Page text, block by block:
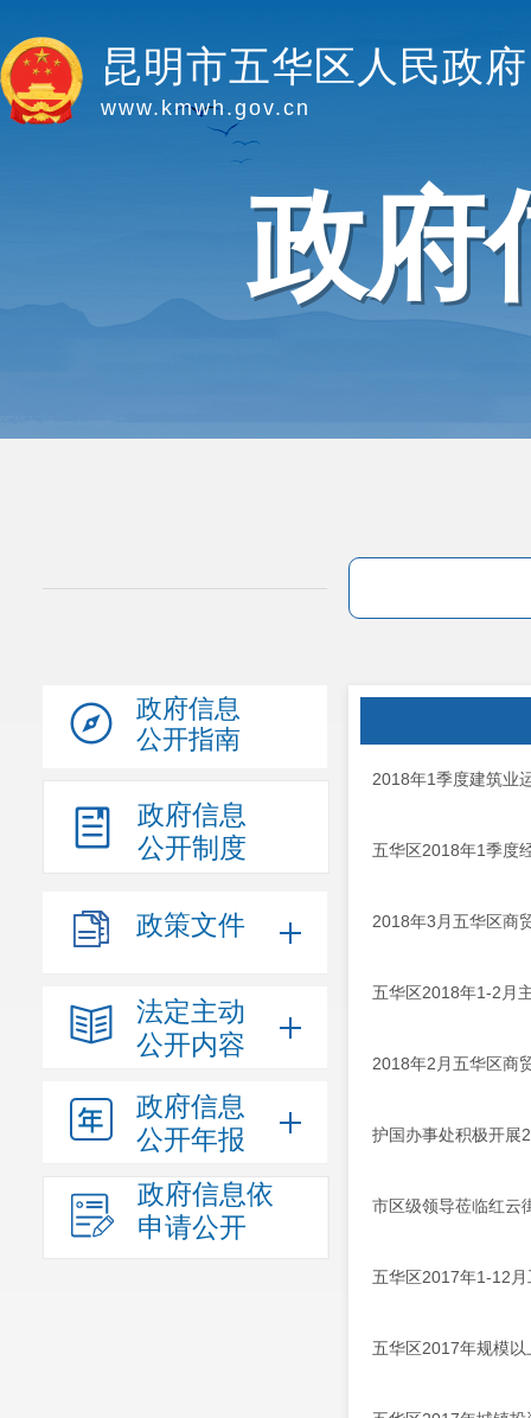
昆明市五华区人民政府
www.kmwh.gov.cn
政府
政府信息
公开指南
政府信息
公开制度
政策文件
法定主动
公开内容
政府信息
公开年报
政府信息依
申请公开
2018年1季度建筑业
五华区2018年1季度
2018年3月五华区商
五华区2018年1-2月
2018年2月五华区商
护国办事处积极开展
市区级领导莅临红云
五华区2017年1-12
五华区2017年规模